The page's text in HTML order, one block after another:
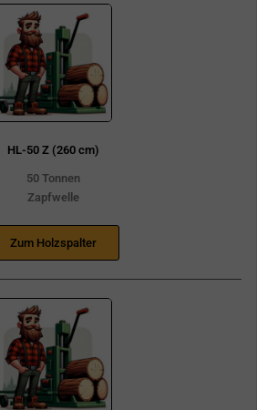
HL-50 Z (260 cm)
50 Tonnen
Zapfwelle
Zum Holzspalter